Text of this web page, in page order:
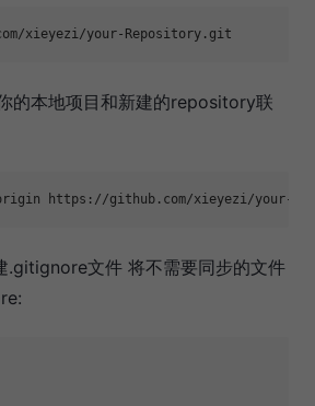
的本地项目和新建的repository联
.gitignore文件 将不需要同步的文件